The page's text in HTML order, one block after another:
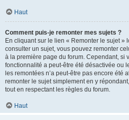
Haut
Comment puis-je remonter mes sujets ?
En cliquant sur le lien « Remonter le sujet »
consulter un sujet, vous pouvez remonter
à la première page du forum. Cependant, si
fonctionnalité a peut-être été désactivée ou
les remontées n’a peut-être pas encore été
remonter le sujet simplement en y
tout en respectant les règles du forum.
Haut